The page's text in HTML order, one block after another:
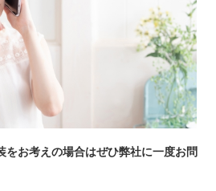
をお考えの場合はぜひ弊社に一度お問